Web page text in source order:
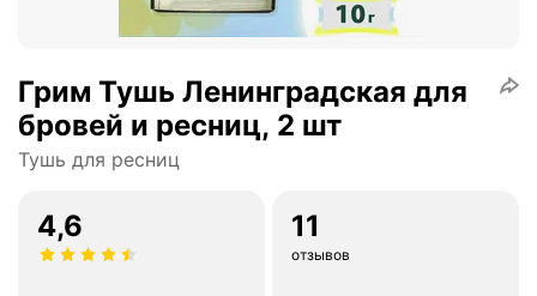
Грим Тушь Ленинградская для
бровей и ресниц, 2 шт
Тушь для ресниц
4,6 11
отзывов